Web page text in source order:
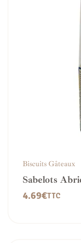
Biscuits Gâteaux
Sabelots
4.69€TTC